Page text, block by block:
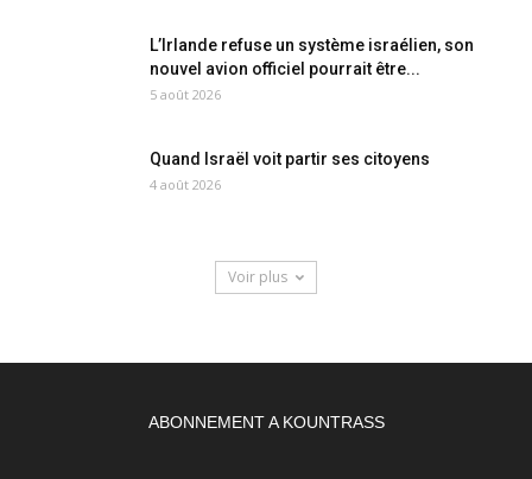
L’Irlande refuse un système israélien, son
nouvel avion officiel pourrait être...
5 août 2026
Quand Israël voit partir ses citoyens
4 août 2026
Voir plus
ABONNEMENT A KOUNTRASS